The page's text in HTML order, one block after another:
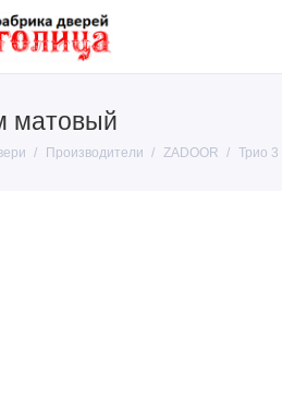
матовый
Производители ZADOOR Трио